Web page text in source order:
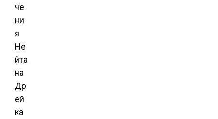
че
ни
я
Не
йта
на
Др
ей
ка